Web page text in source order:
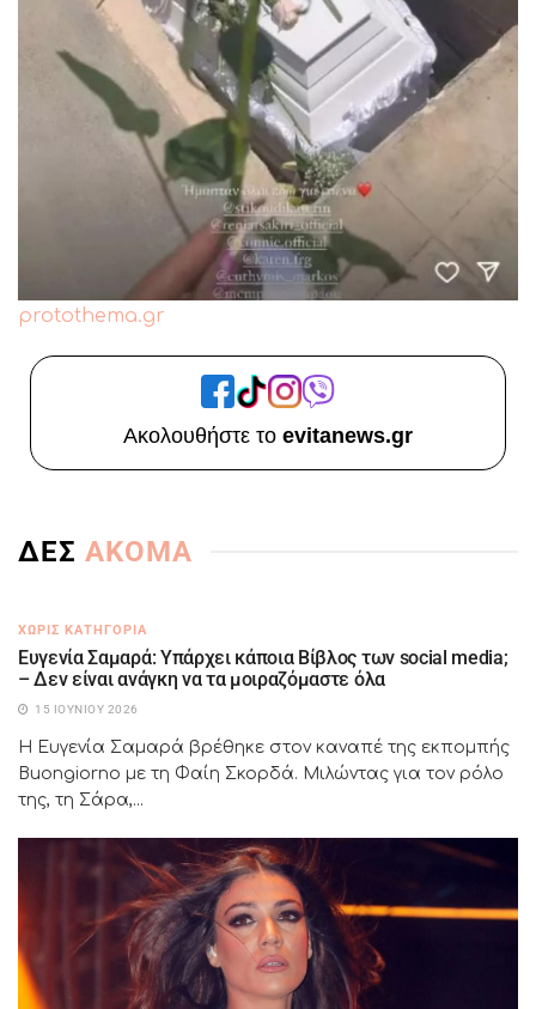
protothema.gr
Ακολουθήστε το evitanews.gr
ΔΕΣ ΑΚΟΜΑ
ΧΩΡΊΣ ΚΑΤΗΓΟΡΊΑ
Ευγενία Σαμαρά: Υπάρχει κάποια Βίβλος των social media;
– Δεν είναι ανάγκη να τα μοιραζόμαστε όλα
15 ΙΟΥΝΊΟΥ 2026
Η Ευγενία Σαμαρά βρέθηκε στον καναπέ της εκπομπής
Buongiorno με τη Φαίη Σκορδά. Μιλώντας για τον ρόλο
της, τη Σάρα,...